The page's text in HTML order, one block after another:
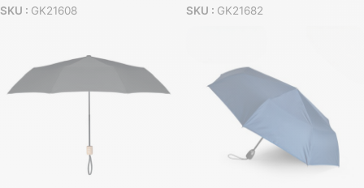
SKU : GK21608 SKU : GK21682